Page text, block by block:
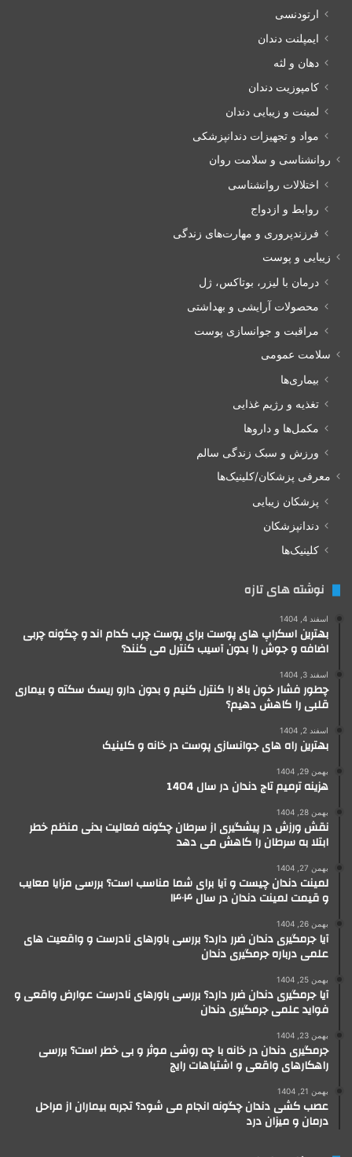
ارتودنسی
ایمپلنت دندان
دهان و لثه
کامپوزیت دندان
لمینت و زیبایی دندان
مواد و تجهیزات دندانپزشکی
روانشناسی و سلامت روان
اختلالات روانشناسی
روابط و ازدواج
فرزندپروری و مهارت‌های زندگی
زیبایی و پوست
درمان با لیزر، بوتاکس، ژل
محصولات آرایشی و بهداشتی
مراقبت و جوانسازی پوست
سلامت عمومی
بیماری‌ها
تغذیه و رژیم غذایی
مکمل‌ها و داروها
ورزش و سبک زندگی سالم
معرفی پزشکان/کلینیک‌ها
پزشکان زیبایی
دندانپزشکان
کلینیک‌ها
نوشته های تازه
اسفند 4, 1404
بهترین اسکراپ های پوست برای پوست چرب کدام اند و چگونه چربی
اضافه و جوش را بدون آسیب کنترل می کنند؟
اسفند 3, 1404
چطور فشار خون بالا را کنترل کنیم و بدون دارو ریسک سکته و بیماری
قلبی را کاهش دهیم؟
اسفند 2, 1404
بهترین راه های جوانسازی پوست در خانه و کلینیک
بهمن 29, 1404
هزینه ترمیم تاج دندان در سال 1404
بهمن 28, 1404
نقش ورزش در پیشگیری از سرطان چگونه فعالیت بدنی منظم خطر
ابتلا به سرطان را کاهش می دهد
بهمن 27, 1404
لمینت دندان چیست و آیا برای شما مناسب است؟ بررسی مزایا معایب
و قیمت لمینت دندان در سال ۱۴۰۴
بهمن 26, 1404
آیا جرمگیری دندان ضرر دارد؟ بررسی باورهای نادرست و واقعیت های
علمی درباره جرمگیری دندان
بهمن 25, 1404
آیا جرمگیری دندان ضرر دارد؟ بررسی باورهای نادرست عوارض واقعی و
فواید علمی جرمگیری دندان
بهمن 23, 1404
جرمگیری دندان در خانه با چه روشی موثر و بی خطر است؟ بررسی
راهکارهای واقعی و اشتباهات رایج
بهمن 21, 1404
عصب کشی دندان چگونه انجام می شود؟ تجربه بیماران از مراحل
درمان و میزان درد